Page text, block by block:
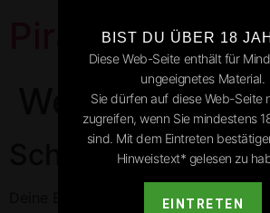
Pirates Park
Wellendingen
Schreibe einen
Deine E-Mail-Adresse wird nicht
BIST DU ÜBER 18
Diese Web-Seite enthält für
ungeeignetes Material.
Sie dürfen auf diese Web-Seite
zugreifen, wenn Sie mindestens
sind. Mit dem Eintreten
Hinweistext* gelesen zu
EINTRETEN